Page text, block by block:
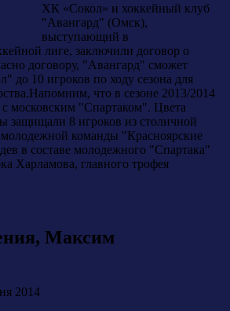
ХК «Сокол» и хоккейный клуб
"Авангард" (Омск),
выступающий в
лиге, заключили договор о
договору, "Авангард" сможет
до 10 игроков по ходу сезона для
что в сезоне 2013/2014
московским "Спартаком". Цвета
защищали 8 игроков из столичной
команды "Красноярские
в составе молодежного "Спартака"
Харламова, главного трофея
Максим
2014